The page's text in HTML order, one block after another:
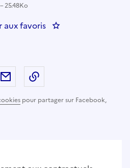
25.48Ko
aux favoris : Université Lyon 1
pour partager sur Facebook,
X (anciennement Twitter) -
sur LinkedIn
Partager par email